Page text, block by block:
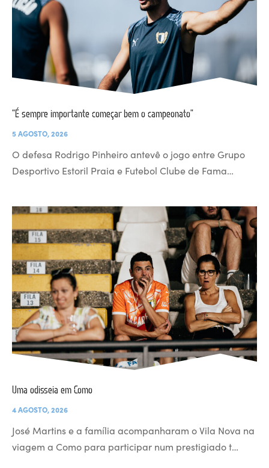
“É sempre importante começar bem o campeonato”
5 AGOSTO, 2026
O defesa Rodrigo Pinheiro antevê o jogo entre Grupo
Desportivo Estoril Praia e Futebol Clube de Fama…
Uma odisseia em Como
4 AGOSTO, 2026
José Martins e a família acompanharam o Vila Nova na
viagem a Como para participar num prestigiado t…